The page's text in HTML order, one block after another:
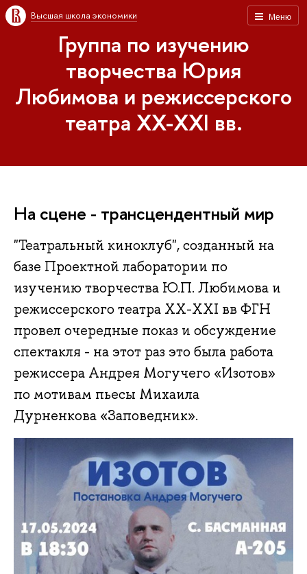
Меню
Высшая школа экономики
Группа по изучению
творчества Юрия
Любимова и режиссерского
театра XX-XXI вв.
На сцене - трансцендентный мир
"Театральный киноклуб", созданный на
базе Проектной лаборатории по
изучению творчества Ю.П. Любимова и
режиссерского театра XX-XXI вв ФГН
провел очередные показ и обсуждение
спектакля - на этот раз это была работа
режиссера Андрея Могучего «Изотов»
по мотивам пьесы Михаила
Дурненкова «Заповедник».